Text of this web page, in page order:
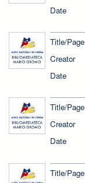
Date
Title/Page
Creator
Date
Title/Page
Creator
Date
Title/Page